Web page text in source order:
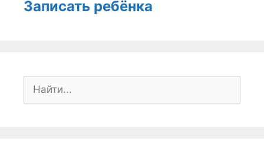
Записать ребёнка